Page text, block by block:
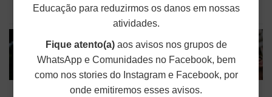
Publicado em: 22 de Maio de 2026
ANDES-SN convoca categoria docente
Educação para reduzirmos os danos em nossas
atividades.
Fique atento(a)aos avisos nos grupos de
WhatsApp e Comunidades no Facebook, bem
como nos stories do Instagram e Facebook, por
onde emitiremos esses avisos.